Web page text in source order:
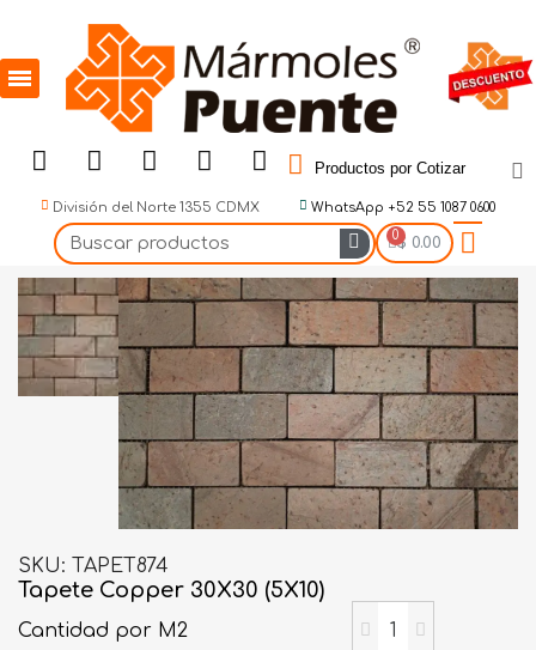
Productos por Cotizar
División del Norte 1355 CDMX WhatsApp +52 55 1087 0600
$ 0.00
SKU TAPET874
Tapete Copper 30X30 (5X10)
Cantidad por M2